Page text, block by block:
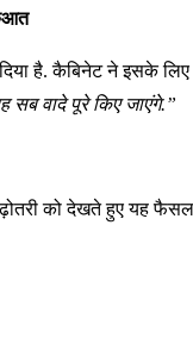
है. कैबिनेट ने इसके लिए
सब वादे पूरे किए जाएंगे.”
को देखते हुए यह